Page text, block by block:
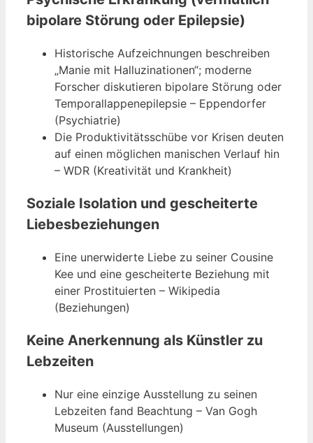
bipolare Störung oder Epilepsie)
Historische Aufzeichnungen beschreiben
„Manie mit Halluzinationen“; moderne
Forscher diskutieren bipolare Störung oder
Temporallappenepilepsie – Eppendorfer
(Psychiatrie)
Die Produktivitätsschübe vor Krisen deuten
auf einen möglichen manischen Verlauf hin
– WDR (Kreativität und Krankheit)
Soziale Isolation und gescheiterte
Liebesbeziehungen
Eine unerwiderte Liebe zu seiner Cousine
Kee und eine gescheiterte Beziehung mit
einer Prostituierten – Wikipedia
(Beziehungen)
Keine Anerkennung als Künstler zu
Lebzeiten
Nur eine einzige Ausstellung zu seinen
Lebzeiten fand Beachtung – Van Gogh
Museum (Ausstellungen)